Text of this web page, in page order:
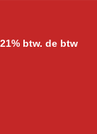
btw. de btw